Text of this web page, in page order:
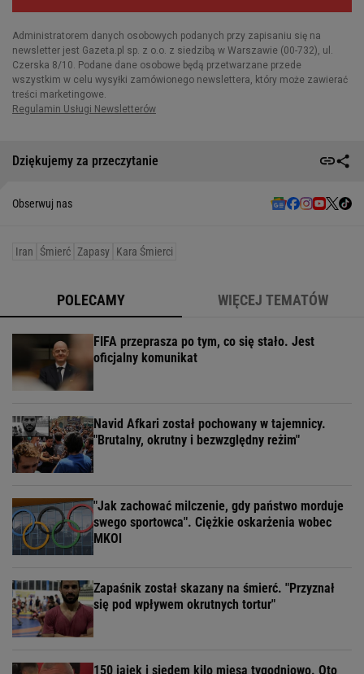
Dziękujemy za przeczytanie
Obserwuj nas
Iran Śmierć Zapasy Kara Śmierci
POLECAMY WIĘCEJ TEMATÓW
FIFA przeprasza po tym, co się stało. Jest
oficjalny komunikat
Navid Afkari został pochowany w tajemnicy.
"Brutalny, okrutny i bezwzględny reżim"
"Jak zachować milczenie, gdy państwo morduje
swego sportowca". Ciężkie oskarżenia wobec
MKOl
Zapaśnik został skazany na śmierć. "Przyznał
się pod wpływem okrutnych tortur"
150 jajek i siedem kilo mięsa tygodniowo. Oto